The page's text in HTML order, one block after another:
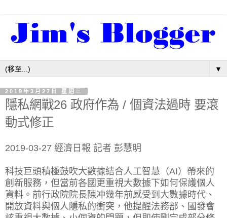
▼
2019年3月27日 星期三
隱私網戰26 政府作為 / 個資法過時 要滾
動式修正
2019-03-27 經濟日報 記者 彭慧明
科技巨頭積極鼓吹大數據結合人工智慧（AI）帶來的
創新服務，但當前各國更重視大數據下如何保護個人
資料。前行政院院長陳冲幾年前感受到大數據時代、
開放資料與個人隱私的衝突，他提醒法務部、國發會